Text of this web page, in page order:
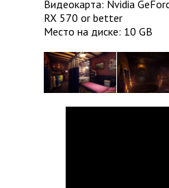
Видеокарта: Nvidia
RX 570 or better
Место на диске: 10 GB